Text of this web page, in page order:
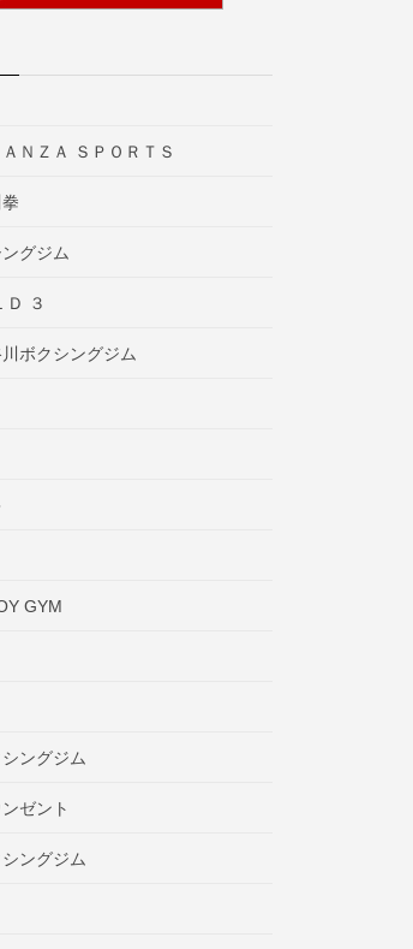
ＮＺＡ ＳＰＯＲＴＳ
ングジム
Ｄ ３
ボクシングジム
GYM
ングジム
ゼント
ングジム